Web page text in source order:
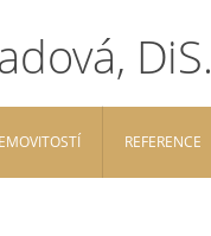
REFERENCE